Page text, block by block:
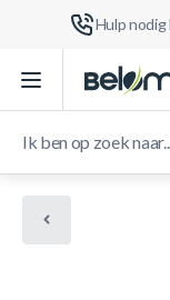
Hulp nodig
Ga naar de inhoud